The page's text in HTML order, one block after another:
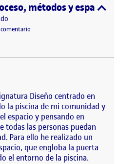
métodos y espacio
2021 6:50 pm
comentario
Diseño centrado en
la piscina de mi comunidad y
espacio y pensando en
todas las personas puedan
Para ello he realizado un
que engloba la puerta
el entorno de la piscina.